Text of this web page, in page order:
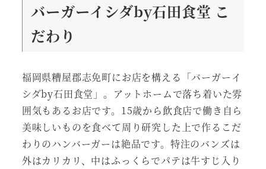
バーガーイシダby石田食堂 こ
だわり
福岡県糟屋郡志免町にお店を構える「バーガーイ
シダby石田食堂」。アットホームで落ち着いた雰
囲気もあるお店です。15歳から飲食店で働き自ら
美味しいものを食べて周り研究した上で作るこだ
わりのハンバーガーは絶品です。特注のバンズは
外はカリカリ、中はふっくらでパテは牛すじ入り